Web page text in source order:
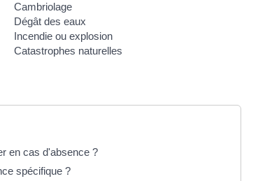
Cambriolage
Dégât des eaux
Incendie ou explosion
Catastrophes naturelles
en cas d'absence ?
spécifique ?